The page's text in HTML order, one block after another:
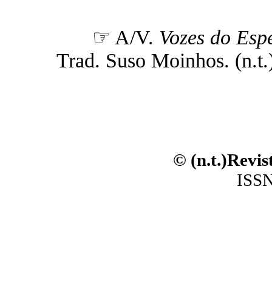
☞ A/V. Vozes do
Trad. Suso Moinhos.
©